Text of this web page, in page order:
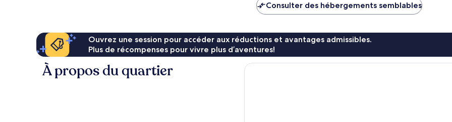
Consulter des hébergements semblables
Ouvrez une session pour accéder aux réductions et avantages admissibles.
Plus de récompenses pour vivre plus d’aventures!
À propos du quartier